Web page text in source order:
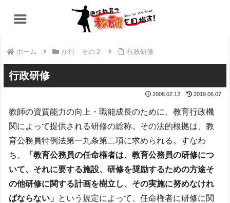
ホーム か行 その２ 行政研修
行政研修
2008.02.12 2019.06.07
教師の資質能力の向上・職能成長のために、教育行政機
関によって提供される研修の総称。その法的根拠は、教
育公務員特例法第一九条第二項に求められる。すなわ
ち、
「教育公務員の任命権者は、教育公務員の研修につ
いて、それに要する施設、研修を奨励するための方途そ
の他研修に関する計画を樹立し、その実施に努めなけれ
ばならない」 という規定によって、任命権者に研修に関